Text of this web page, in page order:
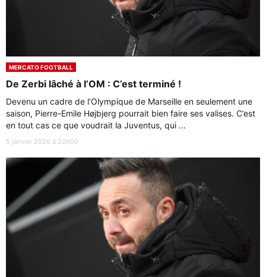
MERCATO FOOTBALL
De Zerbi lâché à l’OM : C’est terminé !
Devenu un cadre de l’Olympique de Marseille en seulement une
saison, Pierre-Emile Højbjerg pourrait bien faire ses valises. C’est
en tout cas ce que voudrait la Juventus, qui ...
5 janvier 2026 à 22h00